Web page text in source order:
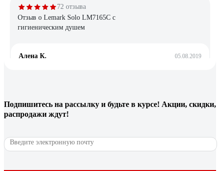
72 отзыва
Отзыв о Lemark Solo LM7165C с
гигиеническим душем
Алена К. 05.08.2019
25 отзывов
Отзыв о Grohe Costa S
Eвгений С. 15.04.2011
Подпишитесь на рассылку и будьте в курсе! Акции, скидки,
распродажи ждут!